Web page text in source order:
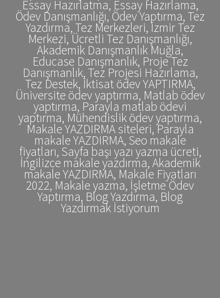
Essay Hazırlatma, Essay Hazırlama,
Ödev Danışmanlığı, Ödev Yaptırma, Tez
Yazdırma, Tez Merkezleri, İzmir Tez
Merkezi, Ücretli Tez Danışmanlığı,
Akademik Danışmanlık Muğla,
Educase Danışmanlık, Proje Tez
Danışmanlık, Tez Projesi Hazırlama,
Tez Destek, İktisat ödev YAPTIRMA,
Üniversite ödev yaptırma, Matlab ödev
yaptırma, Parayla matlab ödevi
yaptırma, Mühendislik ödev yaptırma,
Makale YAZDIRMA siteleri, Parayla
makale YAZDIRMA, Seo makale
fiyatları, Sayfa başı yazı yazma ücreti,
İngilizce makale yazdırma, Akademik
makale YAZDIRMA, Makale Fiyatları
2022, Makale yazma, İşletme Ödev
Yaptırma, Blog Yazdırma, Blog
Yazdırmak İstiyorum